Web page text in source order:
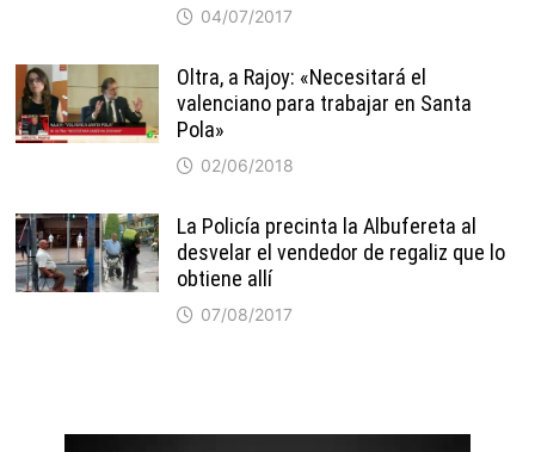
04/07/2017
Oltra, a Rajoy: «Necesitará el
valenciano para trabajar en Santa
Pola»
02/06/2018
La Policía precinta la Albufereta al
desvelar el vendedor de regaliz que lo
obtiene allí
07/08/2017